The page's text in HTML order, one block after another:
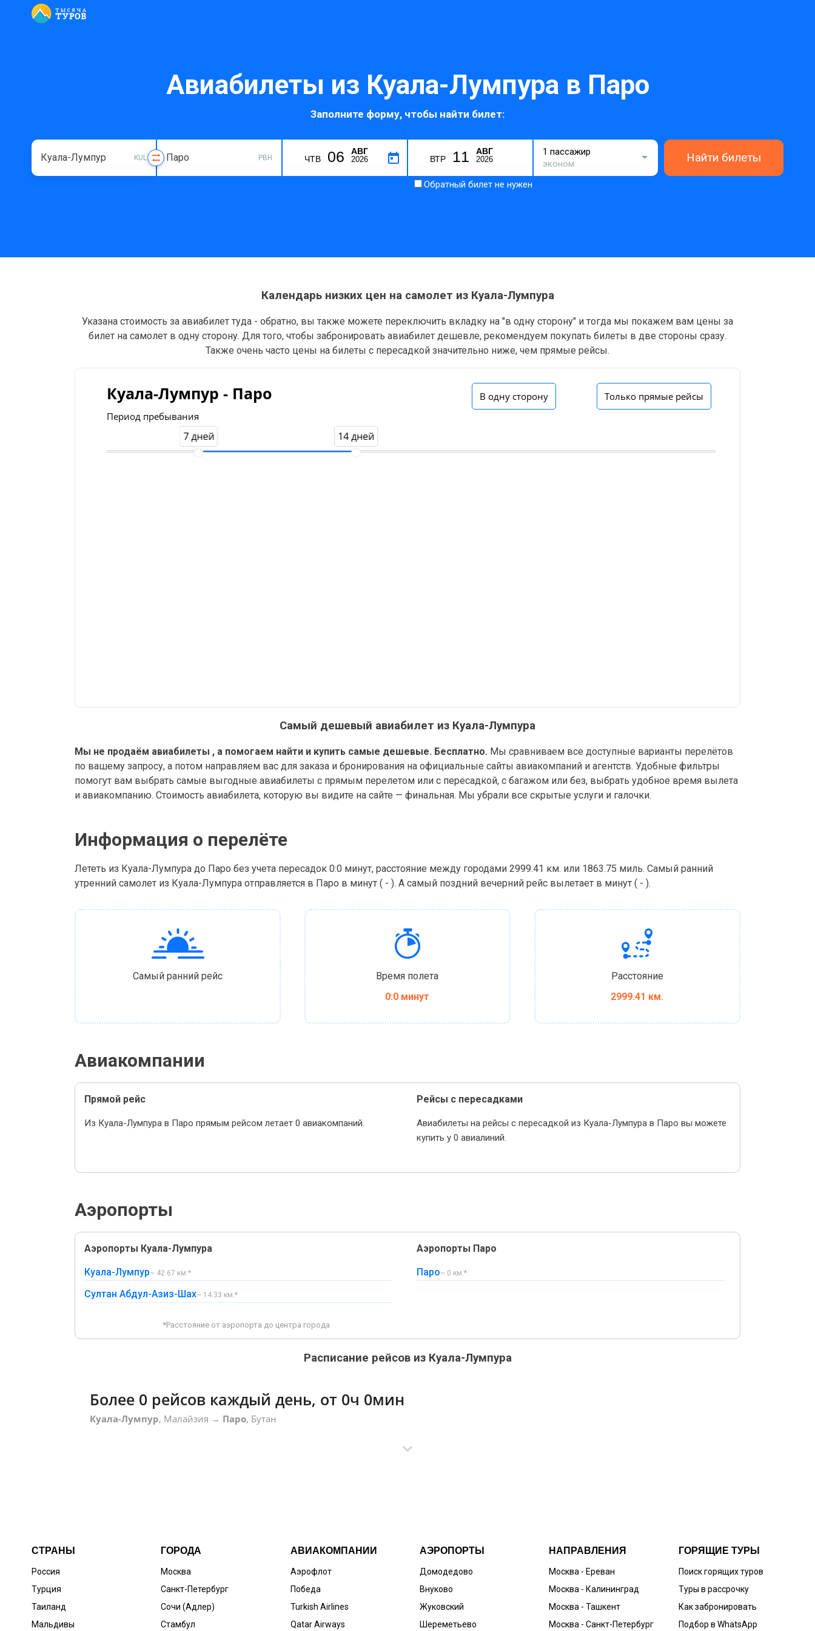
Авиабилеты из Куала-Лумпура в Паро
Заполните форму, чтобы найти билет:
KUL PBH ЧТВ 06 АВГ
2026 ВТР 11 АВГ
2026
1 пассажир
эконом
Найти билеты
Обратный билет не нужен
Календарь низких цен на самолет из Куала-Лумпура
Указана стоимость за авиабилет туда - обратно, вы также можете переключить вкладку на "в одну сторону" и тогда мы покажем вам цены за
билет на самолет в одну сторону. Для того, чтобы забронировать авиабилет дешевле, рекомендуем покупать билеты в две стороны сразу.
Также очень часто цены на билеты с пересадкой значительно ниже, чем прямые рейсы.
Куала-Лумпур - Паро В одну сторону
Только прямые рейсы
Период пребывания
7 дней 14 дней
Самый дешевый авиабилет из Куала-Лумпура
Мы не продаём авиабилеты , а помогаем найти и купить самые дешевые. Бесплатно. Мы сравниваем все доступные варианты перелётов
по вашему запросу, а потом направляем вас для заказа и бронирования на официальные сайты авиакомпаний и агентств. Удобные фильтры
помогут вам выбрать самые выгодные авиабилеты с прямым перелетом или с пересадкой, с багажом или без, выбрать удобное время вылета
и авиакомпанию. Стоимость авиабилета, которую вы видите на сайте — финальная. Мы убрали все скрытые услуги и галочки.
Информация о перелёте
Лететь из Куала-Лумпура до Паро без учета пересадок 0:0 минут, расстояние между городами 2999.41 км. или 1863.75 миль. Самый ранний
утренний самолет из Куала-Лумпура отправляется в Паро в минут ( - ). А самый поздний вечерний рейс вылетает в минут ( - ).
Самый ранний рейс
Время полета
0:0 минут
Расстояние
2999.41 км.
Авиакомпании
Прямой рейс
Из Куала-Лумпура в Паро прямым рейсом летает 0 авиакомпаний.
Рейсы с пересадками
Авиабилеты на рейсы с пересадкой из Куала-Лумпура в Паро вы можете
купить у 0 авиалиний.
Аэропорты
Аэропорты Куала-Лумпура
Куала-Лумпур~ 42.67 км.*
Султан Абдул-Азиз-Шах~ 14.33 км.*
Аэропорты Паро
Паро~ 0 км.*
*Расстояние от аэропорта до центра города
Расписание рейсов из Куала-Лумпура
Более 0 рейсов каждый день, от 0ч 0мин
Куала-Лумпур, Малайзия → Паро, Бутан
СТРАНЫ
Россия
Турция
Таиланд
Мальдивы
ГОРОДА
Москва
Санкт-Петербург
Сочи (Адлер)
Стамбул
АВИАКОМПАНИИ
Аэрофлот
Победа
Turkish Airlines
Qatar Airways
АЭРОПОРТЫ
Домодедово
Внуково
Жуковский
Шереметьево
НАПРАВЛЕНИЯ
Москва - Ереван
Москва - Калининград
Москва - Ташкент
Москва - Санкт-Петербург
ГОРЯЩИЕ ТУРЫ
Поиск горящих туров
Туры в рассрочку
Как забронировать
Подбор в WhatsApp